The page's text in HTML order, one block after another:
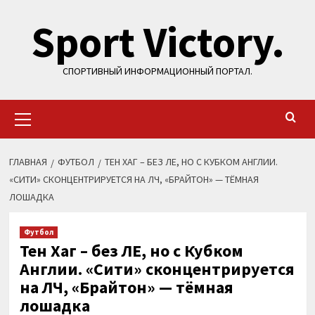
содержимому
Sport Victory.
СПОРТИВНЫЙ ИНФОРМАЦИОННЫЙ ПОРТАЛ.
меню
ГЛАВНАЯ ФУТБОЛ
ТЕН ХАГ – БЕЗ ЛЕ, НО С КУБКОМ АНГЛИИ.
«СИТИ» СКОНЦЕНТРИРУЕТСЯ НА ЛЧ, «БРАЙТОН» — ТЁМНАЯ
ЛОШАДКА
Футбол
Тен Хаг – без ЛЕ, но с Кубком
Англии. «Сити» сконцентрируется
на ЛЧ, «Брайтон» — тёмная
лошадка